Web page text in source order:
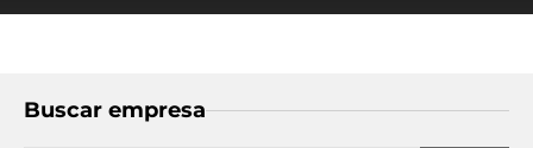
Buscar empresa